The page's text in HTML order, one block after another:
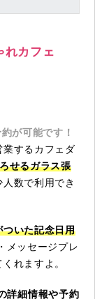
れカフェ
が可能です！
するカフェダ
せるガラス張
人数で利用でき
ついた記念日用
メッセージプレ
れますよ。
詳細情報や予約